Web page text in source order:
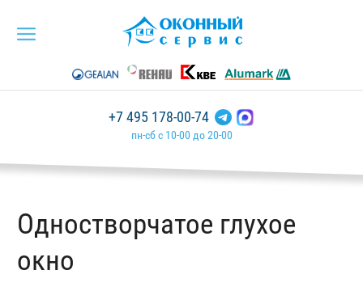
+7 495 178-00-74
пн-сб с 10-00 до 20-00
Одностворчатое глухое
окно